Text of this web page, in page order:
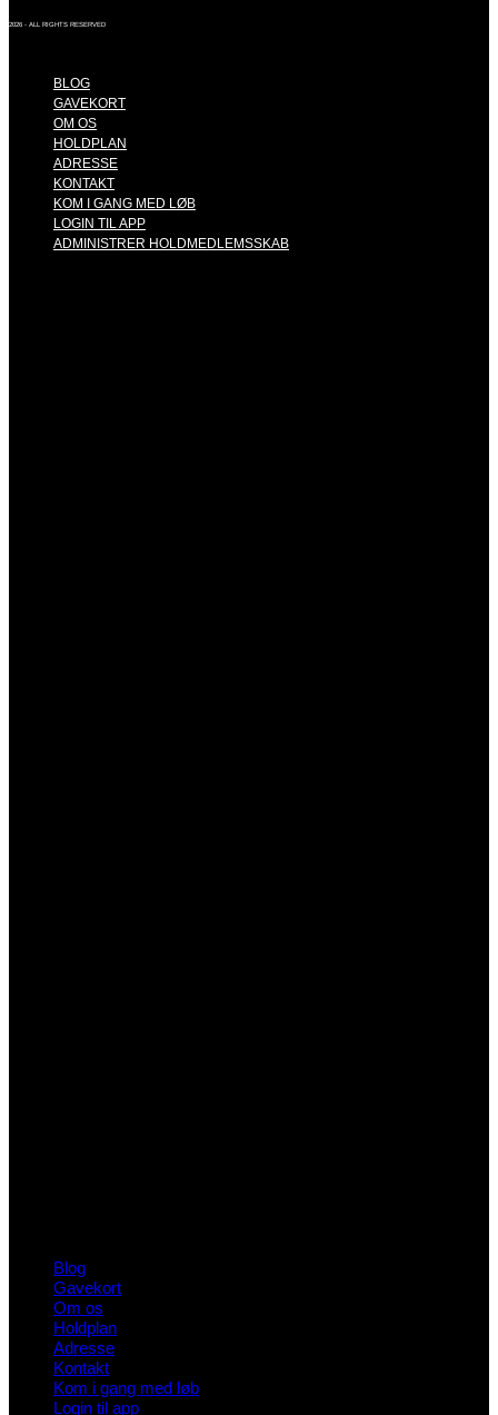
2026 - ALL RIGHTS RESERVED
BLOG
GAVEKORT
OM OS
HOLDPLAN
ADRESSE
KONTAKT
KOM I GANG MED LØB
LOGIN TIL APP
ADMINISTRER HOLDMEDLEMSSKAB
Blog
Gavekort
Om os
Holdplan
Adresse
Kontakt
Kom i gang med løb
Login til app